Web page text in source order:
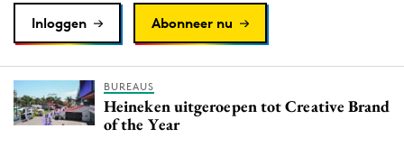
Inloggen Abonneer nu
BUREAUS
Heineken uitgeroepen tot Creative Brand
of the Year